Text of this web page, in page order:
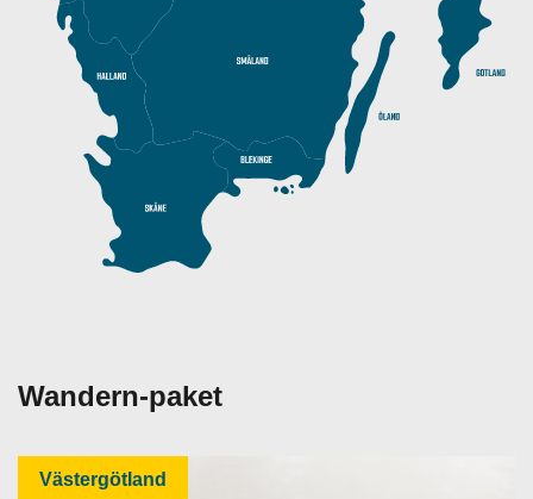
Wandern-paket
Västergötland